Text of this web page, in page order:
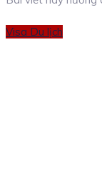
Categories
Visa Du lịch